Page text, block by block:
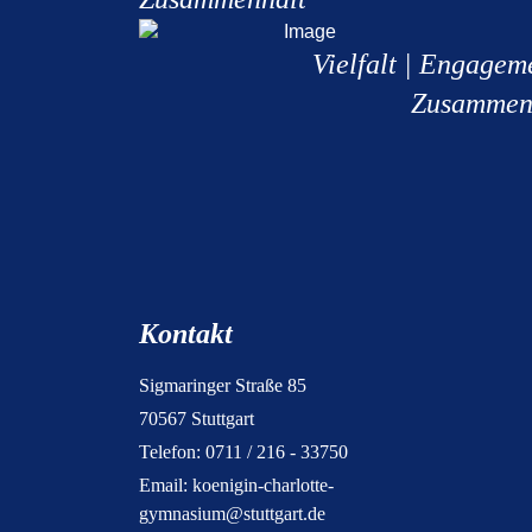
Vielfalt |
Kontakt
Sigmaringer Straße 85
70567 Stuttgart
Telefon: 0711 / 216 - 33750
Email: koenigin-charlotte-
gymnasium@stuttgart.de